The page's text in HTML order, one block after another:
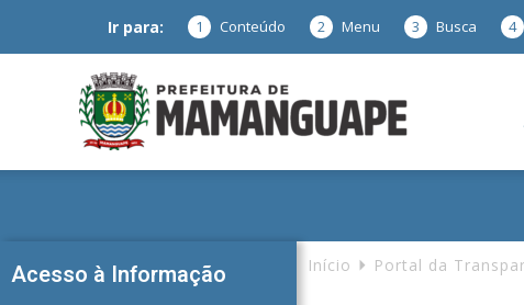
Ir para: 1 Conteúdo 2 Menu 3 Busca 4
Início Portal da
Acesso à Informação